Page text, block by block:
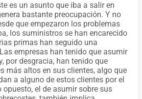
es un asunto que iba a salir en
bastante preocupación. Y no
que empezaron los problemas
los suministros se han encarecido
primas han seguido una
empresas han tenido que asumir
por desgracia, han tenido que
más altos en sus clientes, algo que
a alguno de estos clientes por el
el de asumir sobre sus